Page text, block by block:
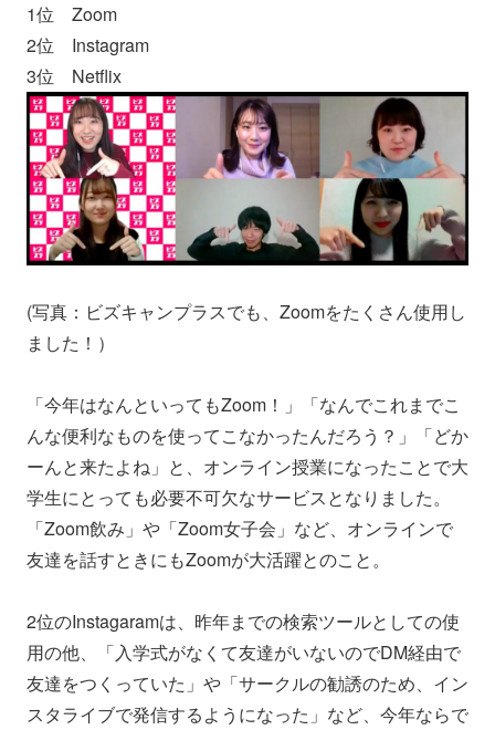
1位 Zoom
2位 Instagram
3位 Netflix
(写真：ビズキャンプラスでも、Zoomをたくさん使用し
ました！）
「今年はなんといってもZoom！」「なんでこれまでこ
んな便利なものを使ってこなかったんだろう？」「どか
ーんと来たよね」と、オンライン授業になったことで大
学生にとっても必要不可欠なサービスとなりました。
「Zoom飲み」や「Zoom女子会」など、オンラインで
友達を話すときにもZoomが大活躍とのこと。
2位のInstagaramは、昨年までの検索ツールとしての使
用の他、「入学式がなくて友達がいないのでDM経由で
友達をつくっていた」や「サークルの勧誘のため、イン
スタライブで発信するようになった」など、今年ならで